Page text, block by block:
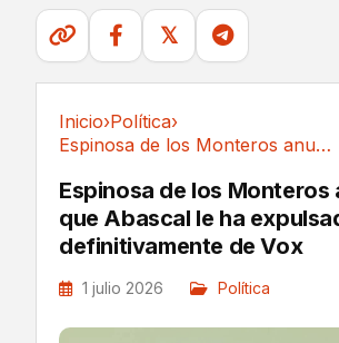
𝕏
Inicio›Política›
Espinosa de los Monteros anuncia que Abascal...
Espinosa de los Monteros
que Abascal le ha
definitivamente de Vox
1 julio 2026 Política